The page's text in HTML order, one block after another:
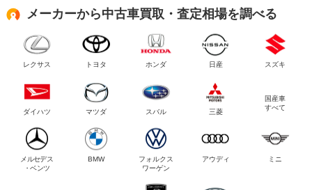
メーカーから中古車買取・査定相場を調べる
レクサス トヨタ ホンダ 日産 スズキ
ダイハツ マツダ スバル 三菱
国産車
すべて
メルセデス
・ベンツ
BMW
フォルクス
ワーゲン
アウディ ミニ